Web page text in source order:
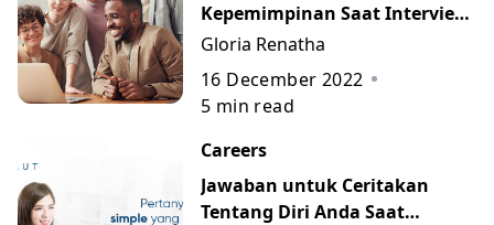
Kepemimpinan Saat Interview
Kerja beserta Jawaban
Gloria Renatha
16 December 2022
5 min read
Careers
Jawaban untuk Ceritakan
Tentang Diri Anda Saat